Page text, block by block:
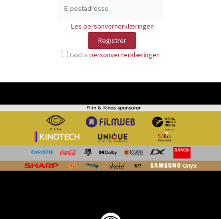
Les personvernerklæringen
Godta personvernerklæringen